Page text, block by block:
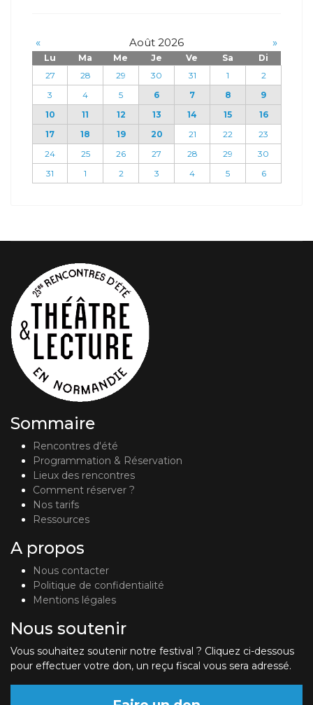
« Août 2026 »
Lu Ma Me Je Ve Sa
Di
27
28 29 30 31 1
2
3
4 5 6 7 8
9
10
11 12 13 14 15
16
17
18 19 20 21 22
23
24
25 26 27 28 29
30
31
1 2 3 4 5 6
Sommaire
Rencontres d'été
Programmation & Réservation
Lieux des rencontres
Comment réserver ?
Nos tarifs
Ressources
A propos
Nous contacter
Politique de confidentialité
Mentions légales
Nous soutenir
Vous souhaitez soutenir notre festival ? Cliquez ci-dessous
pour effectuer votre don, un reçu fiscal vous sera adressé.